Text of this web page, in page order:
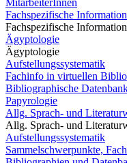
MitarbeiterInnen
Fachspezifische
Fachspezifische
Ägyptologie
Ägyptologie
Aufstellungssystematik
Fachinfo in virtuellen
Bibliographische
Papyrologie
Allg. Sprach- und
Allg. Sprach- und
Aufstellungssystematik
Sammelschwerpunkte,